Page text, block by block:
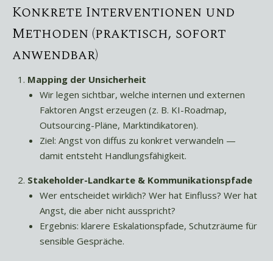
Konkrete Interventionen und
Methoden (praktisch, sofort
anwendbar)
Mapping der Unsicherheit
Wir legen sichtbar, welche internen und externen
Faktoren Angst erzeugen (z. B. KI-Roadmap,
Outsourcing-Pläne, Marktindikatoren).
Ziel: Angst von diffus zu konkret verwandeln —
damit entsteht Handlungsfähigkeit.
Stakeholder-Landkarte & Kommunikationspfade
Wer entscheidet wirklich? Wer hat Einfluss? Wer hat
Angst, die aber nicht ausspricht?
Ergebnis: klarere Eskalationspfade, Schutzräume für
sensible Gespräche.